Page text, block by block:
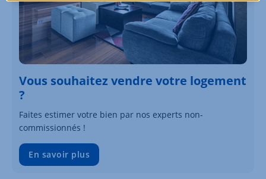
Vous souhaitez vendre votre logement
?
Faites estimer votre bien par nos experts non-
commissionnés !
En savoir plus